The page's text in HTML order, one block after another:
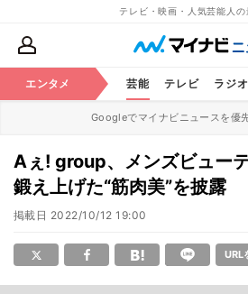
テレビ・映画・人気芸能人の
エンタメ 芸能 テレビ ラジオ
Googleでマイナビニュースを優
Aぇ! group、メンズビュー
鍛え上げた“筋肉美”を披露
掲載日 2022/10/12 19:00
URL